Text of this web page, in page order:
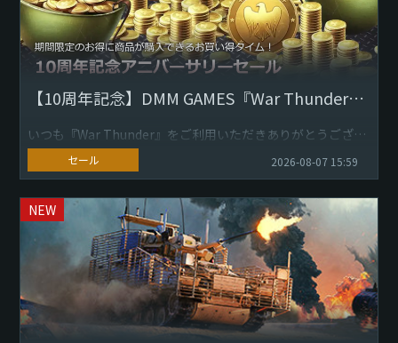
【10周年記念】DMM GAMES『War Thunder』日本サービス開始アニバーサリーセール
いつも『War Thunder』をご利用いただきありがとうござい
ます。 2026年8月9日（日）DMM GAMESによる『War
Thunder』日本サービス開始10周年を記...
セール 2026-08-07 15:59
NEW